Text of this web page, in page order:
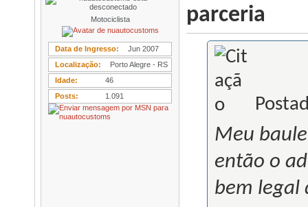
Motociclista
Data de Ingresso
Jun 2007
Localização
Porto Alegre - RS
Idade
46
Posts
1.091
parceria
Meu
então o
bem legal